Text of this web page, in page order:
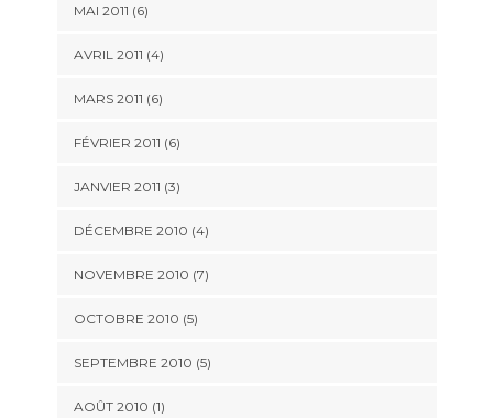
MAI 2011 (6)
AVRIL 2011 (4)
MARS 2011 (6)
FÉVRIER 2011 (6)
JANVIER 2011 (3)
DÉCEMBRE 2010 (4)
NOVEMBRE 2010 (7)
OCTOBRE 2010 (5)
SEPTEMBRE 2010 (5)
AOÛT 2010 (1)